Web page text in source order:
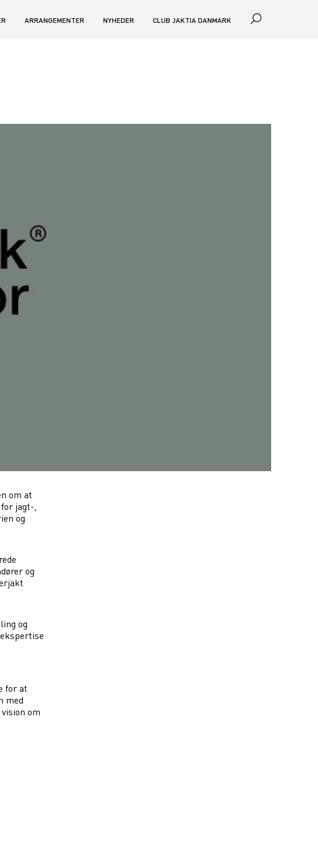
ARRANGEMENTER NYHEDER CLUB JAKTIA DANMARK
om at
jagt-,
og
og
og
for at
med
om